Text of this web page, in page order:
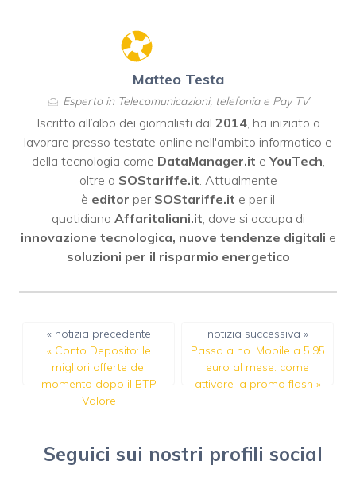
Matteo Testa
Esperto in Telecomunicazioni, telefonia e Pay TV
Iscritto all’albo dei giornalisti dal 2014, ha iniziato a
lavorare presso testate online nell'ambito informatico e
della tecnologia come DataManager.it eYouTech,
oltre a SOStariffe.it. Attualmente
è editor per SOStariffe.it e per il
quotidiano Affaritaliani.it, dove si occupa di
innovazione tecnologica, nuove tendenze digitali e
soluzioni per il risparmio energetico
« notizia precedente
« Conto Deposito: le
migliori offerte del
momento dopo il BTP
Valore
notizia successiva »
Passa a ho. Mobile a 5,95
euro al mese: come
attivare la promo flash »
Seguici sui nostri profili social